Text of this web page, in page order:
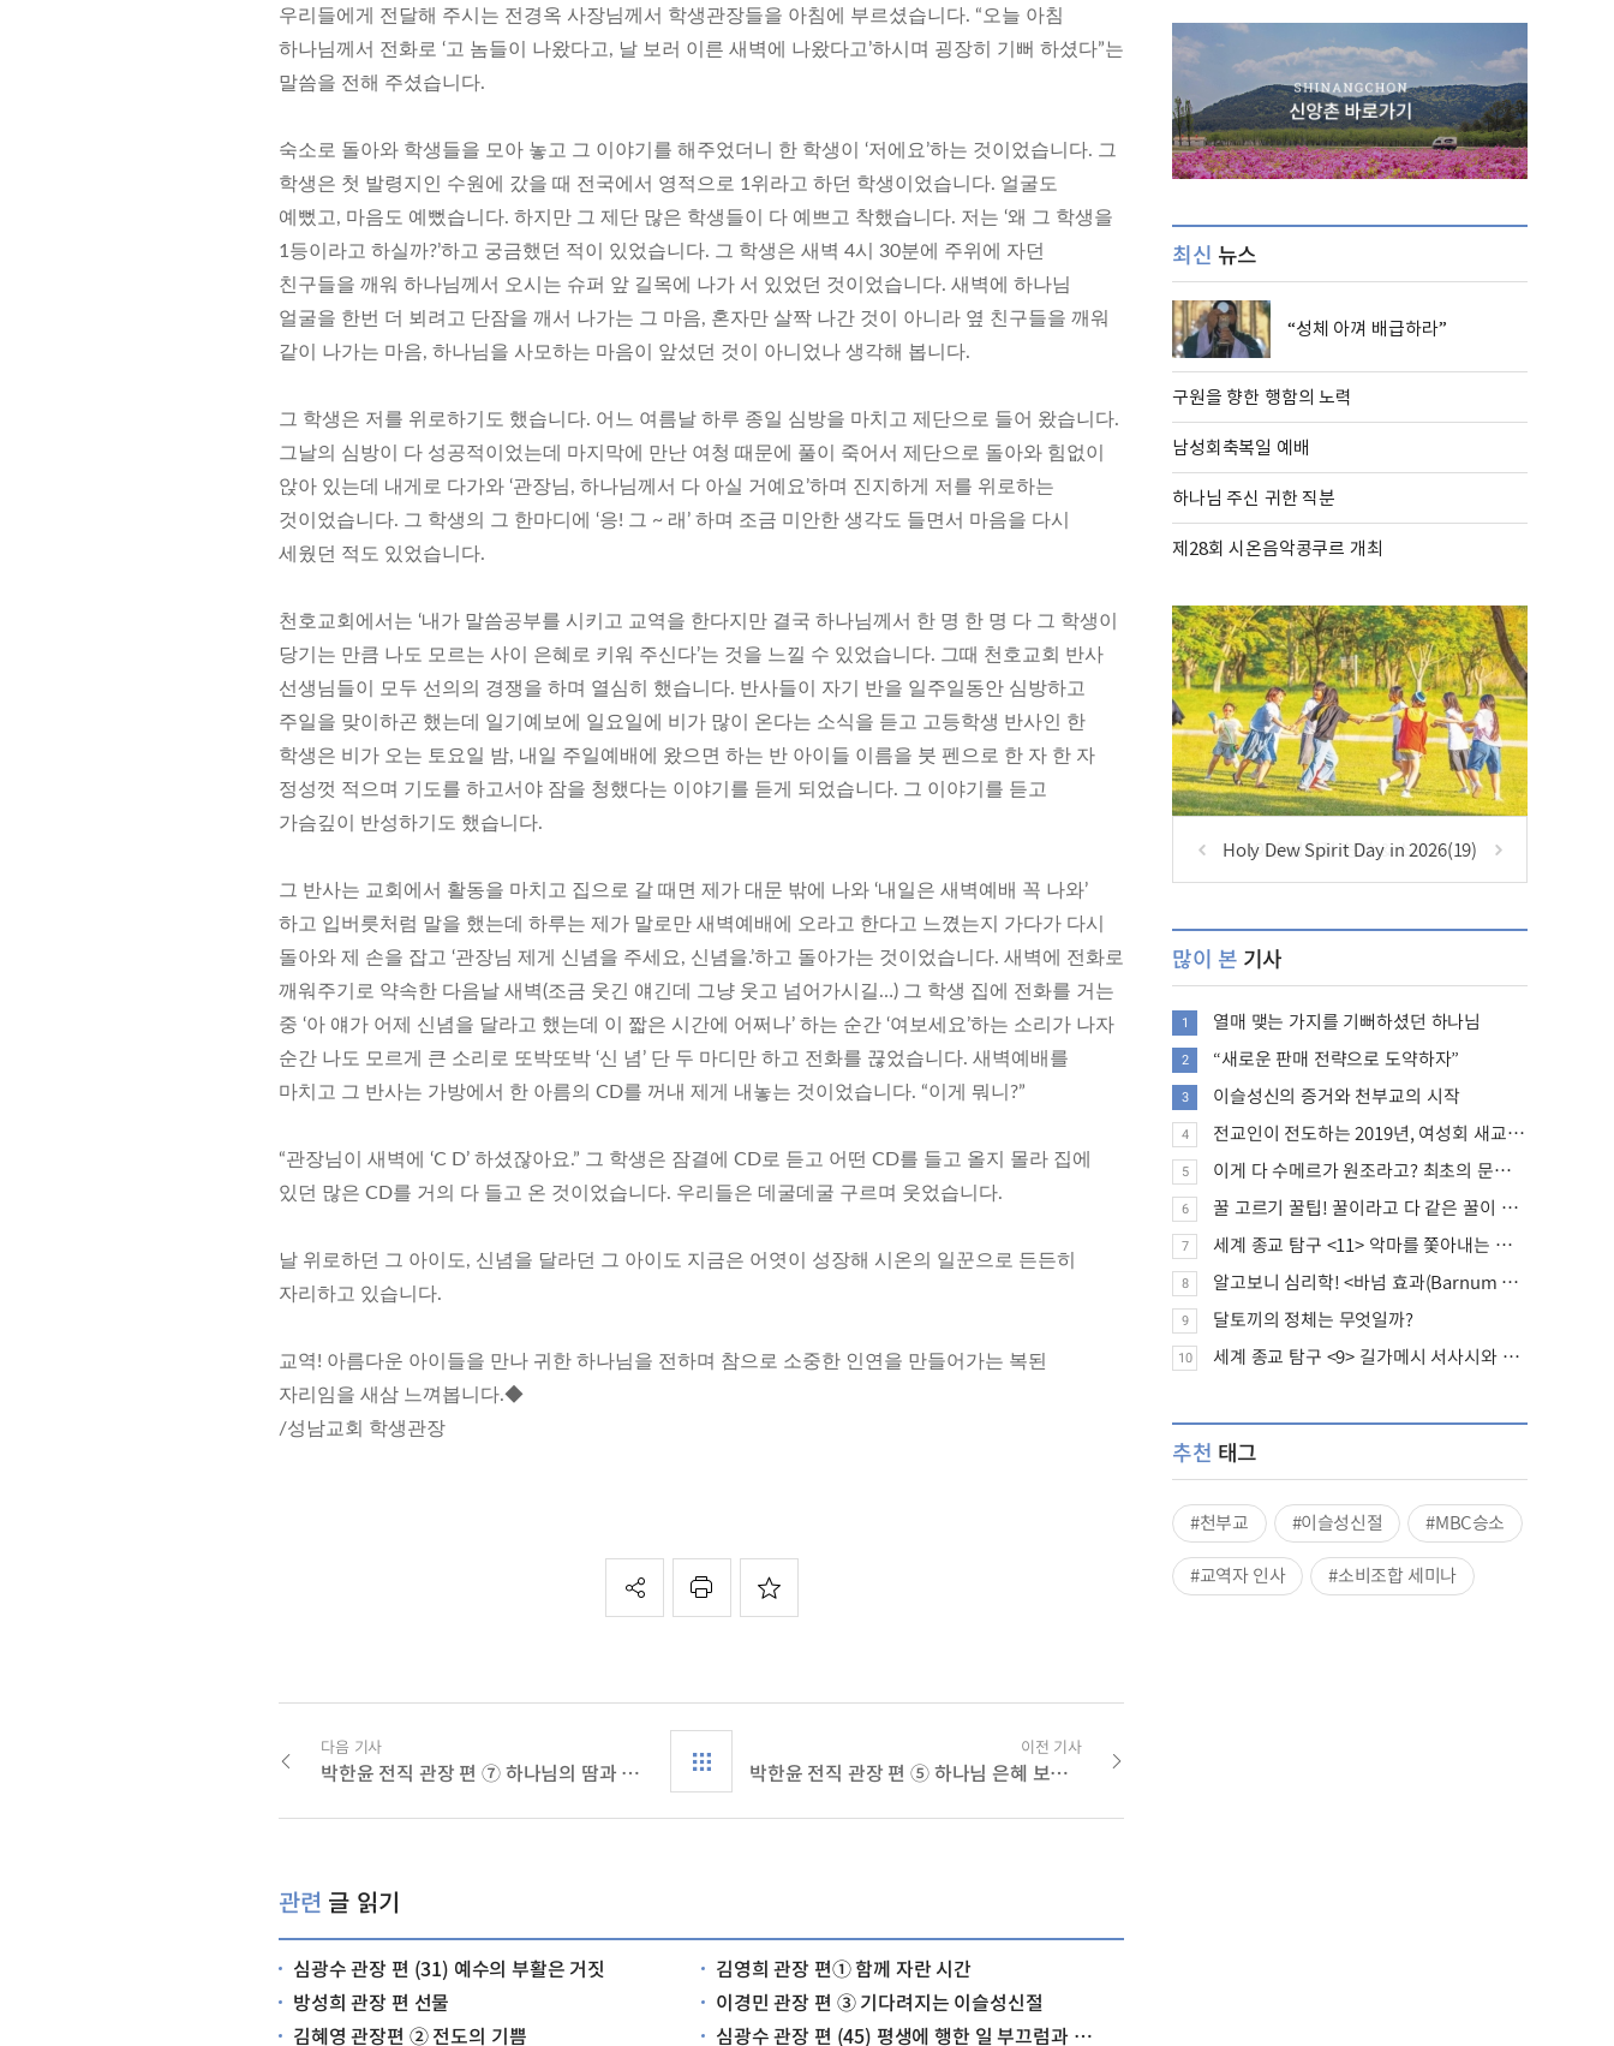
우리들에게 전달해 주시는 전경옥 사장님께서 학생관장들을 아침에 부르셨습니다. “오늘 아침
하나님께서 전화로 ‘고 놈들이 나왔다고, 날 보러 이른 새벽에 나왔다고’하시며 굉장히 기뻐 하셨다”는
말씀을 전해 주셨습니다.
숙소로 돌아와 학생들을 모아 놓고 그 이야기를 해주었더니 한 학생이 ‘저에요’하는 것이었습니다. 그
학생은 첫 발령지인 수원에 갔을 때 전국에서 영적으로 1위라고 하던 학생이었습니다. 얼굴도
예뻤고, 마음도 예뻤습니다. 하지만 그 제단 많은 학생들이 다 예쁘고 착했습니다. 저는 ‘왜 그 학생을
1등이라고 하실까?’하고 궁금했던 적이 있었습니다. 그 학생은 새벽 4시 30분에 주위에 자던
친구들을 깨워 하나님께서 오시는 슈퍼 앞 길목에 나가 서 있었던 것이었습니다. 새벽에 하나님
얼굴을 한번 더 뵈려고 단잠을 깨서 나가는 그 마음, 혼자만 살짝 나간 것이 아니라 옆 친구들을 깨워
같이 나가는 마음, 하나님을 사모하는 마음이 앞섰던 것이 아니었나 생각해 봅니다.
그 학생은 저를 위로하기도 했습니다. 어느 여름날 하루 종일 심방을 마치고 제단으로 들어 왔습니다.
그날의 심방이 다 성공적이었는데 마지막에 만난 여청 때문에 풀이 죽어서 제단으로 돌아와 힘없이
앉아 있는데 내게로 다가와 ‘관장님, 하나님께서 다 아실 거예요’하며 진지하게 저를 위로하는
것이었습니다. 그 학생의 그 한마디에 ‘응! 그 ~ 래’ 하며 조금 미안한 생각도 들면서 마음을 다시
세웠던 적도 있었습니다.
천호교회에서는 ‘내가 말씀공부를 시키고 교역을 한다지만 결국 하나님께서 한 명 한 명 다 그 학생이
당기는 만큼 나도 모르는 사이 은혜로 키워 주신다’는 것을 느낄 수 있었습니다. 그때 천호교회 반사
선생님들이 모두 선의의 경쟁을 하며 열심히 했습니다. 반사들이 자기 반을 일주일동안 심방하고
주일을 맞이하곤 했는데 일기예보에 일요일에 비가 많이 온다는 소식을 듣고 고등학생 반사인 한
학생은 비가 오는 토요일 밤, 내일 주일예배에 왔으면 하는 반 아이들 이름을 붓 펜으로 한 자 한 자
정성껏 적으며 기도를 하고서야 잠을 청했다는 이야기를 듣게 되었습니다. 그 이야기를 듣고
가슴깊이 반성하기도 했습니다.
그 반사는 교회에서 활동을 마치고 집으로 갈 때면 제가 대문 밖에 나와 ‘내일은 새벽예배 꼭 나와’
하고 입버릇처럼 말을 했는데 하루는 제가 말로만 새벽예배에 오라고 한다고 느꼈는지 가다가 다시
돌아와 제 손을 잡고 ‘관장님 제게 신념을 주세요, 신념을.’하고 돌아가는 것이었습니다. 새벽에 전화로
깨워주기로 약속한 다음날 새벽(조금 웃긴 얘긴데 그냥 웃고 넘어가시길…) 그 학생 집에 전화를 거는
중 ‘아 얘가 어제 신념을 달라고 했는데 이 짧은 시간에 어쩌나’ 하는 순간 ‘여보세요’하는 소리가 나자
순간 나도 모르게 큰 소리로 또박또박 ‘신 념’ 단 두 마디만 하고 전화를 끊었습니다. 새벽예배를
마치고 그 반사는 가방에서 한 아름의 CD를 꺼내 제게 내놓는 것이었습니다. “이게 뭐니?”
“관장님이 새벽에 ‘C D’ 하셨잖아요.” 그 학생은 잠결에 CD로 듣고 어떤 CD를 들고 올지 몰라 집에
있던 많은 CD를 거의 다 들고 온 것이었습니다. 우리들은 데굴데굴 구르며 웃었습니다.
날 위로하던 그 아이도, 신념을 달라던 그 아이도 지금은 어엿이 성장해 시온의 일꾼으로 든든히
자리하고 있습니다.
교역! 아름다운 아이들을 만나 귀한 하나님을 전하며 참으로 소중한 인연을 만들어가는 복된
자리임을 새삼 느껴봅니다.◆
/성남교회 학생관장
다음 기사
박한윤 전직 관장 편 ⑦ 하나님의 땀과 희생으로 이룩된 신앙촌 건설
이전 기사
박한윤 전직 관장 편 ⑤ 하나님 은혜 보내 주시는 시간에 강한 체험
관련 글 읽기
심광수 관장 편 (31) 예수의 부활은 거짓
김영희 관장 편① 함께 자란 시간
방성희 관장 편 선물
이경민 관장 편 ③ 기다려지는 이슬성신절
김혜영 관장편 ② 전도의 기쁨
심광수 관장 편 (45) 평생에 행한 일 부끄럼과 황송함 뿐
최신 뉴스
“성체 아껴 배급하라”
구원을 향한 행함의 노력
남성회축복일 예배
하나님 주신 귀한 직분
제28회 시온음악콩쿠르 개최
Holy Dew Spirit Day in 2026(19)
많이 본 기사
1 열매 맺는 가지를 기뻐하셨던 하나님
2 “새로운 판매 전략으로 도약하자”
3 이슬성신의 증거와 천부교의 시작
4 전교인이 전도하는 2019년, 여성회 새교인 증가 추세
5 이게 다 수메르가 원조라고? 최초의 문명, 수메르는 어떤 문명이었을까?
6 꿀 고르기 꿀팁! 꿀이라고 다 같은 꿀이 아니다!
7 세계 종교 탐구 <11> 악마를 쫓아내는 의식의 뿌리에 대하여
8 알고보니 심리학! <바넘 효과(Barnum effect)>
9 달토끼의 정체는 무엇일까?
10 세계 종교 탐구 <9> 길가메시 서사시와 성경에 대하여
추천 태그
#천부교 #이슬성신절
#MBC승소
#교역자 인사
#소비조합 세미나